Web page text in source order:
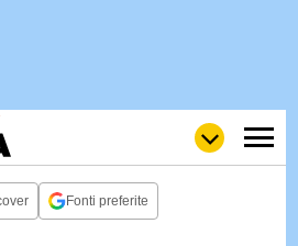
Fonti preferite